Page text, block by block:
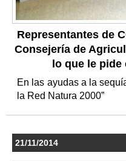
Representantes de
Consejería de
lo que le
En las ayudas a la
la Red Natura 2000”
21/11/2014